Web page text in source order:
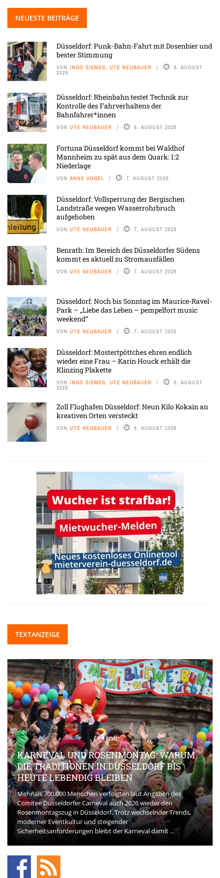
NEUESTE BEITRÄGE
Düsseldorf: Punk-Bahn-Fahrt mit Dosenbier und
bester Stimmung
VON INGO SIEMES, UTE NEUBAUER 8. AUGUST
2026
Düsseldorf: Rheinbahn testet Technik zur
Kontrolle des Fahrverhaltens der
Bahnfahrer*innen
VON UTE NEUBAUER 8. AUGUST 2026
Fortuna Düsseldorf kommt bei Waldhof
Mannheim zu spät aus dem Quark: 1:2
Niederlage
VON ANNE VOGEL 7. AUGUST 2026
Düsseldorf: Vollsperrung der Bergischen
Landstraße wegen Wasserrohrbruch
aufgehoben
VON UTE NEUBAUER 7. AUGUST 2026
Benrath: Im Bereich des Düsseldorfer Südens
kommt es aktuell zu Stromausfällen
VON UTE NEUBAUER 7. AUGUST 2026
Düsseldorf: Noch bis Sonntag im Maurice-Ravel-
Park – „Liebe das Leben – pempelfort music
weekend“
VON UTE NEUBAUER 7. AUGUST 2026
Düsseldorf: Mostertpöttches ehren endlich
wieder eine Frau – Karin Houck erhält die
Klinzing Plakette
VON INGO SIEMES, UTE NEUBAUER 6. AUGUST
2026
Zoll Flughafen Düsseldorf: Neun Kilo Kokain an
kreativen Orten versteckt
VON UTE NEUBAUER 6. AUGUST 2026
TEXTANZEIGE
KARNEVAL UND ROSENMONTAG: WARUM
DIE TRADITIONEN IN DÜSSELDORF BIS
HEUTE LEBENDIG BLEIBEN
Mehr als 700.000 Menschen verfolgten laut Angaben des
Comitee Düsseldorfer Carneval auch 2026 wieder den
Rosenmontagszug in Düsseldorf. Trotz wechselnder Trends,
moderner Eventkultur und steigender
Sicherheitsanforderungen bleibt der Karneval damit ...